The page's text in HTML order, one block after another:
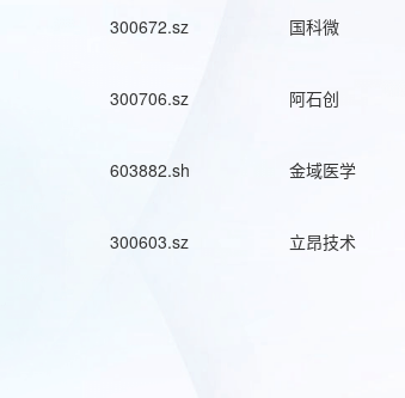
300672.sz 国科微
300706.sz 阿石创
603882.sh 金域医学
300603.sz 立昂技术